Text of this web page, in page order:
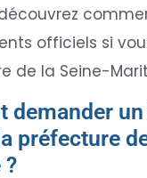
officiels si
de la Seine-
demander
préfecture